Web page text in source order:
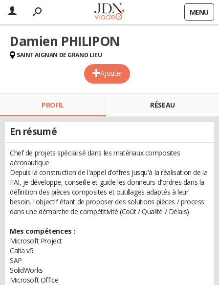
MENU
Ajouter
Damien PHILIPON
SAINT AIGNAN DE GRAND LIEU
PROFIL RÉSEAU
En résumé
Chef de projets spécialisé dans les matériaux composites
aéronautique
Depuis la construction de l'appel d’offres jusqu'à la réalisation de la
FAI, je développe, conseille et guide les donneurs d'ordres dans la
définition des pièces composites et outillages adaptés à leur
besoin, l'objectif étant de proposer des solutions pièces / process
dans une démarche de compétitivité (Coût / Qualité / Délais)
Mes compétences :
Microsoft Project
Catia v5
SAP
SolidWorks
Microsoft Office